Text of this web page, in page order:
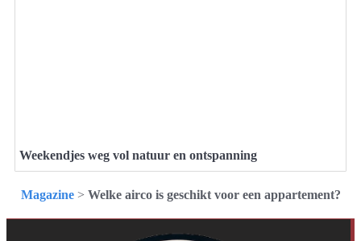
Weekendjes weg vol natuur en ontspanning
Magazine> Welke airco is geschikt voor een appartement?